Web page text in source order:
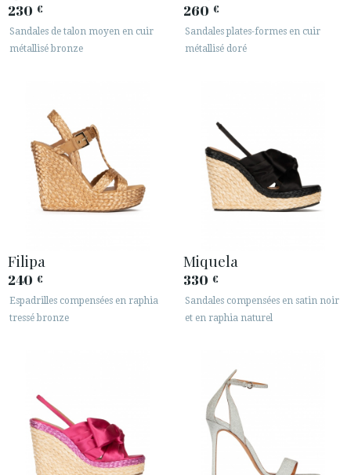
230 €
Sandales de talon moyen en cuir
métallisé bronze
260 €
Sandales plates-formes en cuir
métallisé doré
Filipa
240 €
Espadrilles compensées en raphia
tressé bronze
Miquela
330 €
Sandales compensées en satin noir
et en raphia naturel